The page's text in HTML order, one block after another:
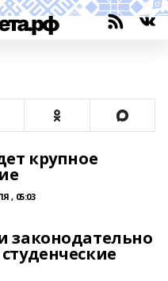
крупное
, 05:03
законодательно